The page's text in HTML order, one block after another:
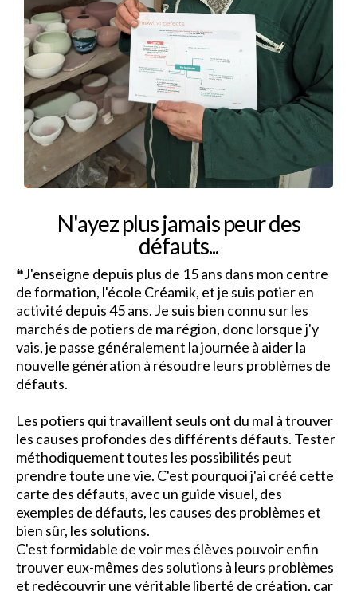
N'ayez plus jamais peur des
défauts...
❝J'enseigne depuis plus de 15 ans dans mon centre
de formation, l'école Créamik, et je suis potier en
activité depuis 45 ans. Je suis bien connu sur les
marchés de potiers de ma région, donc lorsque j'y
vais, je passe généralement la journée à aider la
nouvelle génération à résoudre leurs problèmes de
défauts.
Les potiers qui travaillent seuls ont du mal à trouver
les causes profondes des différents défauts. Tester
méthodiquement toutes les possibilités peut
prendre toute une vie. C'est pourquoi j'ai créé cette
carte des défauts, avec un guide visuel, des
exemples de défauts, les causes des problèmes et
bien sûr, les solutions.
C'est formidable de voir mes élèves pouvoir enfin
trouver eux-mêmes des solutions à leurs problèmes
et redécouvrir une véritable liberté de création, car